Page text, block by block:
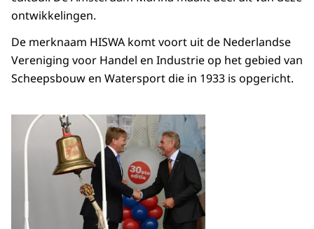
ontwikkelingen.
De merknaam HISWA komt voort uit de Nederlandse
Vereniging voor Handel en Industrie op het gebied van
Scheepsbouw en Watersport die in 1933 is opgericht.
Open de galerij in vergrote